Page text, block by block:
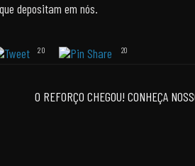
depositam em nós.
20 20
O REFORÇO CHEGOU! CONHEÇA